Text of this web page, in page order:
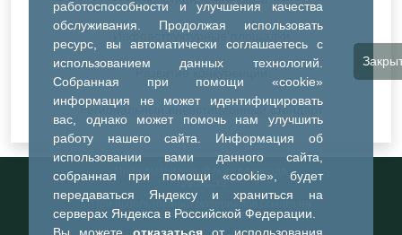
работоспособности и улучшения качества
обслуживания. Продолжая использовать
ресурс, вы автоматически соглашаетесь с
использованием данных технологий.
Собранная при помощи «cookie»
информация не может идентифицировать
вас, однако может помочь нам улучшить
работу нашего сайта. Информация об
использовании вами данного сайта,
собранная при помощи «cookie», будет
передаваться Яндексу и храниться на
серверах Яндекса в Российской Федерации.
Инфраструктурные площадки
Развитие конкуренции
Региональный инвестиционный стандарт
Информационный портал города
Тобольска
При использовании материалов ссылка на
портал обязательна